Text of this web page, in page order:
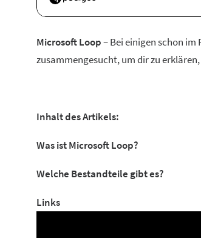
Microsoft Loop– Bei einigen schon
zusammengesucht, um dir zu
Inhalt des Artikels:
Was ist Microsoft Loop?
Welche Bestandteile gibt es?
Links